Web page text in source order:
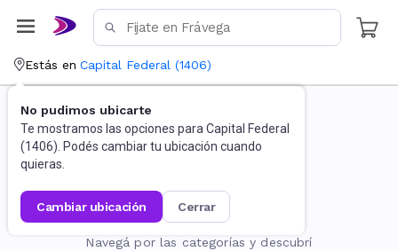
Estás en Capital Federal (1406)
No pudimos ubicarte
Te mostramos las opciones para Capital Federal
(1406). Podés cambiar tu ubicación cuando
quieras.
cambiar ubicación cerrar
La página no existe
Navegá por las categorías y descubrí